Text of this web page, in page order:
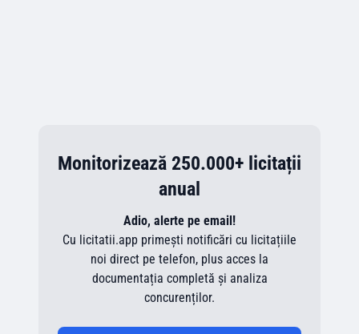
Monitorizează 250.000+ licitații
anual
Adio, alerte pe email!
Cu licitatii.app primești notificări cu licitațiile
noi direct pe telefon, plus acces la
documentația completă și analiza
concurenților.